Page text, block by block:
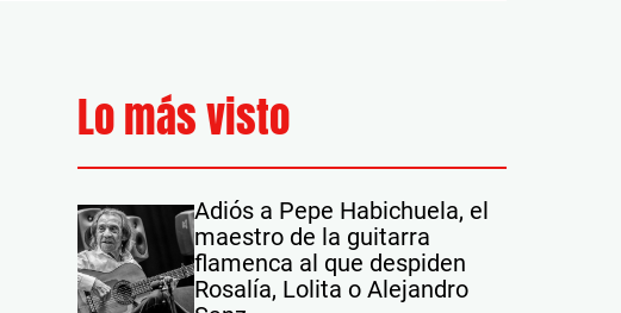
Lo más visto
Adiós a Pepe Habichuela, el
maestro de la guitarra
flamenca al que despiden
Rosalía, Lolita o Alejandro